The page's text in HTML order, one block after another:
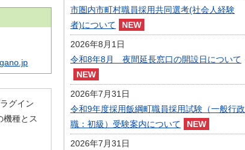
グイン
機種とス
市圏内市町村職員採用共同選考(社会人経験
者)について
2026年8月1日
令和8年8月 夜間延長窓口の開設日について
2026年7月31日
令和9年度採用飯綱町職員採用試験（一般行政
職：初級）受験案内について
2026年7月31日